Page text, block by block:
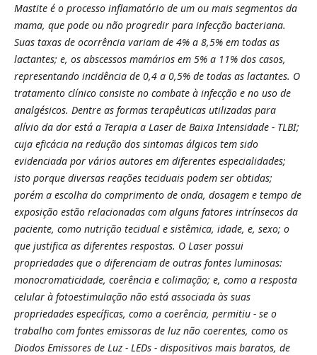
Mastite é o processo inflamatório de um ou mais segmentos da
mama, que pode ou não progredir para infecção bacteriana.
Suas taxas de ocorrência variam de 4% a 8,5% em todas as
lactantes; e, os abscessos mamários em 5% a 11% dos casos,
representando incidência de 0,4 a 0,5% de todas as lactantes. O
tratamento clínico consiste no combate à infecção e no uso de
analgésicos. Dentre as formas terapêuticas utilizadas para
alívio da dor está a Terapia a Laser de Baixa Intensidade - TLBI;
cuja eficácia na redução dos sintomas álgicos tem sido
evidenciada por vários autores em diferentes especialidades;
isto porque diversas reações teciduais podem ser obtidas;
porém a escolha do comprimento de onda, dosagem e tempo de
exposição estão relacionadas com alguns fatores intrínsecos da
paciente, como nutrição tecidual e sistêmica, idade, e, sexo; o
que justifica as diferentes respostas. O Laser possui
propriedades que o diferenciam de outras fontes luminosas:
monocromaticidade, coerência e colimação; e, como a resposta
celular à fotoestimulação não está associada às suas
propriedades específicas, como a coerência, permitiu - se o
trabalho com fontes emissoras de luz não coerentes, como os
Diodos Emissores de Luz - LEDs - dispositivos mais baratos, de